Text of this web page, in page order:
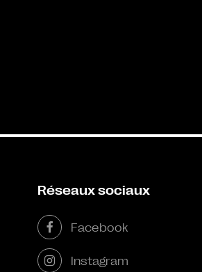
Réseaux sociaux
Facebook
Instagram